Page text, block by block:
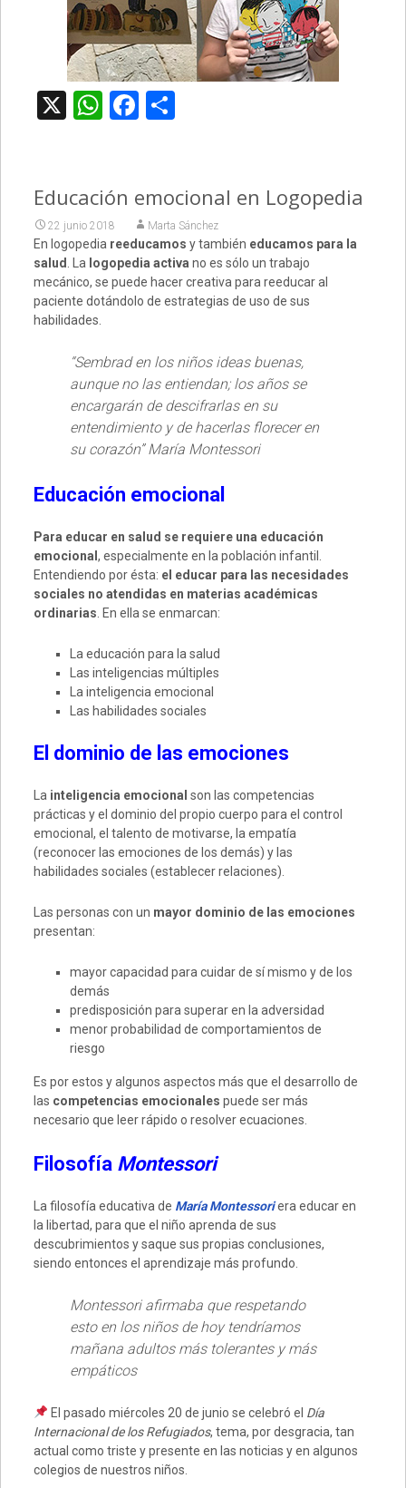
X WhatsApp
Facebook
Compartir
Educación emocional en Logopedia
22 junio 2018 Marta Sánchez
En logopedia reeducamos y también educamos para la
salud
. La logopedia activa no es sólo un trabajo
mecánico, se puede hacer creativa para reeducar al
paciente dotándolo de estrategias de uso de sus
habilidades.
“Sembrad en los niños ideas buenas,
aunque no las entiendan; los años se
encargarán de descifrarlas en su
entendimiento y de hacerlas florecer en
su corazón” María Montessori
Educación emocional
Para educar en salud se requiere una educación
emocional , especialmente en la población infantil.
Entendiendo por ésta: el educar para las necesidades
sociales no atendidas en materias académicas
ordinarias . En ella se enmarcan:
La educación para la salud
Las inteligencias múltiples
La inteligencia emocional
Las habilidades sociales
El dominio de las emociones
La inteligencia emocional son las competencias
prácticas y el dominio del propio cuerpo para el control
emocional, el talento de motivarse, la empatía
(reconocer las emociones de los demás) y las
habilidades sociales (establecer relaciones).
Las personas con un mayor dominio de las emociones
presentan:
mayor capacidad para cuidar de sí mismo y de los
demás
predisposición para superar en la adversidad
menor probabilidad de comportamientos de
riesgo
Es por estos y algunos aspectos más que el desarrollo de
las competencias emocionales puede ser más
necesario que leer rápido o resolver ecuaciones.
Filosofía Montessori
La filosofía educativa de María Montessori era educar en
la libertad, para que el niño aprenda de sus
descubrimientos y saque sus propias conclusiones,
siendo entonces el aprendizaje más profundo.
Montessori afirmaba que respetando
esto en los niños de hoy tendríamos
mañana adultos más tolerantes y más
empáticos
El pasado miércoles 20 de junio se celebró el Día
Internacional de los Refugiados, tema, por desgracia, tan
actual como triste y presente en las noticias y en algunos
colegios de nuestros niños.